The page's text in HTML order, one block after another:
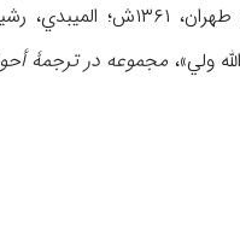
رشیدالدین،
مجموعه در ترجمۀ